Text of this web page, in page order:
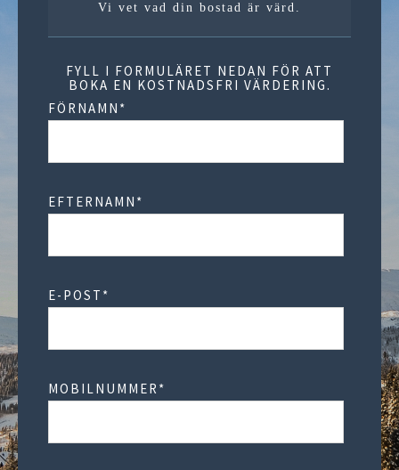
Vi vet vad din bostad är värd.
FYLL I FORMULÄRET NEDAN FÖR ATT
BOKA EN KOSTNADSFRI VÄRDERING.
FÖRNAMN *
EFTERNAMN *
E-POST *
MOBILNUMMER *